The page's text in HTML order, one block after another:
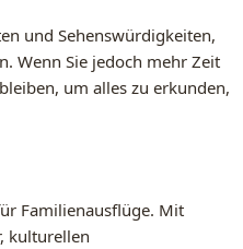
und Sehenswürdigkeiten,
Wenn Sie jedoch mehr Zeit
um alles zu erkunden,
Familienausflüge. Mit
kulturellen